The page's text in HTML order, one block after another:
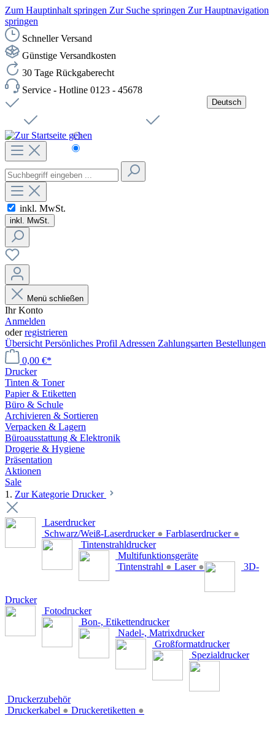
Zum Hauptinhalt springen Zur Suche springen Zur Hauptnavigation
springen
Schneller Versand
Günstige Versandkosten
30 Tage Rückgaberecht
Service - Hotline 0123 - 45678
Deutsch
Čeština
inkl. MwSt.
inkl. MwSt.
Menü schließen
Ihr Konto
Anmelden
oderregistrieren
Übersicht Persönliches Profil Adressen Zahlungsarten Bestellungen
0,00 €*
Drucker
Tinten & Toner
Papier & Etiketten
Büro & Schule
Archivieren & Sortieren
Verpacken & Lagern
Büroausstattung & Elektronik
Drogerie & Hygiene
Präsentation
Aktionen
Sale
1. Zur Kategorie Drucker
Laserdrucker
Schwarz/Weiß-Laserdrucker ● Farblaserdrucker ●
Tintenstrahldrucker
Multifunktionsgeräte
Tintenstrahl ● Laser ● 3D-
Drucker
Fotodrucker
Bon-, Etikettendrucker
Nadel-, Matrixdrucker
Großformatdrucker
Spezialdrucker
Druckerzubehör
Druckerkabel ● Druckeretiketten ●